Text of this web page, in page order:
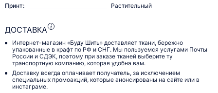
Принт:
Растительный
ДОСТАВКА
Интернет-магазин «Буду Шить» доставляет ткани, бережно
упакованные в крафт по РФ и СНГ. Мы пользуемся услугами Почты
России и СДЭК, поэтому при заказе тканей выберите ту
транспортную компанию, которая удобна вам.
Доставку всегда оплачивает получатель, за исключением
специальных промоакций, которые анонсированы на сайте или в
инстаграме.